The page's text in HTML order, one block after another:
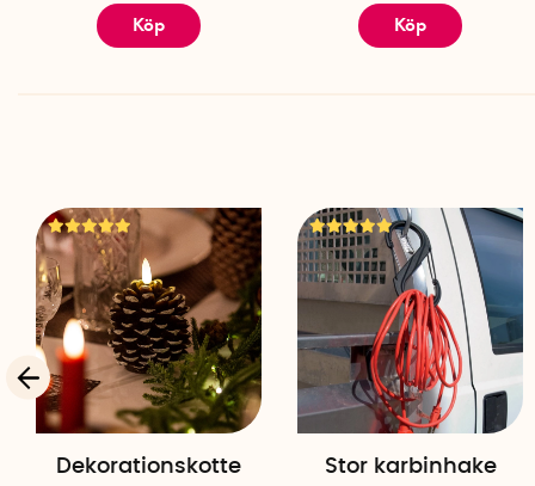
Köp
Köp
Dekorationskotte
Stor karbinhake